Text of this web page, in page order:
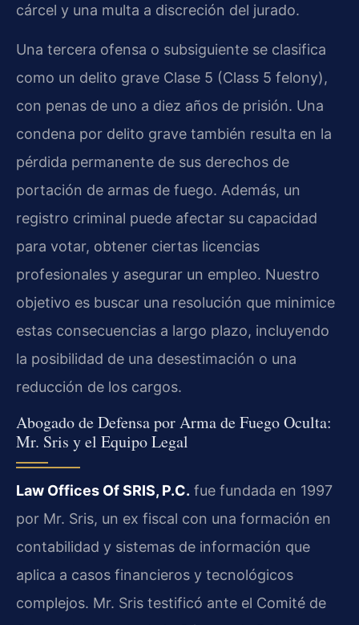
cárcel y una multa a discreción del jurado.
Una tercera ofensa o subsiguiente se clasifica
como un delito grave Clase 5 (Class 5 felony),
con penas de uno a diez años de prisión. Una
condena por delito grave también resulta en la
pérdida permanente de sus derechos de
portación de armas de fuego. Además, un
registro criminal puede afectar su capacidad
para votar, obtener ciertas licencias
profesionales y asegurar un empleo. Nuestro
objetivo es buscar una resolución que minimice
estas consecuencias a largo plazo, incluyendo
la posibilidad de una desestimación o una
reducción de los cargos.
Abogado de Defensa por Arma de Fuego Oculta:
Mr. Sris y el Equipo Legal
Law Offices Of SRIS, P.C. fue fundada en 1997
por Mr. Sris, un ex fiscal con una formación en
contabilidad y sistemas de información que
aplica a casos financieros y tecnológicos
complejos. Mr. Sris testificó ante el Comité de